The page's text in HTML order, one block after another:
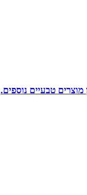
מוצרים טבעיים נוספים.